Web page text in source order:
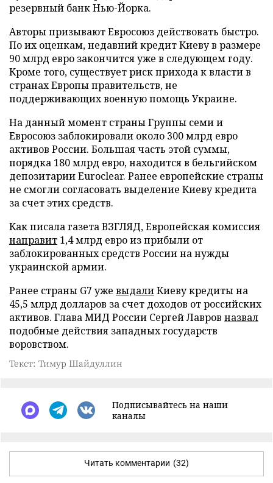
резервный банк Нью-Йорка.
Авторы призывают Евросоюз действовать быстро.
По их оценкам, недавний кредит Киеву в размере
90 млрд евро закончится уже в следующем году.
Кроме того, существует риск прихода к власти в
странах Европы правительств, не
поддерживающих военную помощь Украине.
На данный момент страны Группы семи и
Евросоюз заблокировали около 300 млрд евро
активов России. Большая часть этой суммы,
порядка 180 млрд евро, находится в бельгийском
депозитарии Euroclear. Ранее европейские страны
не смогли согласовать выделение Киеву кредита
за счет этих средств.
Как писала газета ВЗГЛЯД, Европейская комиссия
направит 1,4 млрд евро из прибыли от
заблокированных средств России на нужды
украинской армии.
Ранее страны G7 уже выдалиКиеву кредиты на
45,5 млрд долларов за счет доходов от российских
активов. Глава МИД России Сергей Лавров назвал
подобные действия западных государств
воровством.
Текст: Тимур Шайдуллин
Подписывайтесь на наши
каналы
Читать комментарии (32)